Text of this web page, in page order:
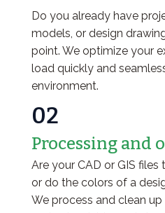
Do you already have
models, or design
point. We optimize your
load quickly and
environment.
02
Processing and
Are your CAD or GIS
or do the colors of a
We process and clean